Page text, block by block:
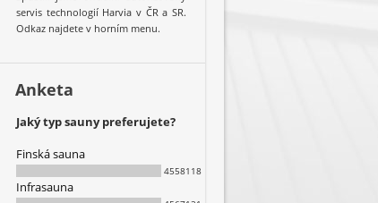
servis technologií Harvia v ČR a SR.
Odkaz najdete v horním menu.
Anketa
Jaký typ sauny preferujete?
Finská sauna
4558118
Infrasauna